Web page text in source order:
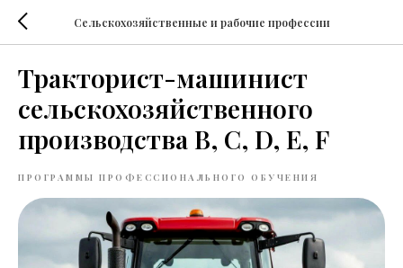
Сельскохозяйственные и рабочие профессии
Тракторист-машинист
сельскохозяйственного
производства В, С, D, E, F
ПРОГРАММЫ ПРОФЕССИОНАЛЬНОГО ОБУЧЕНИЯ